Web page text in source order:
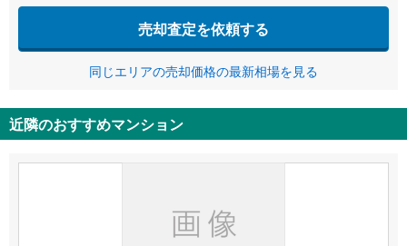
売却査定を依頼する
同じエリアの売却価格の最新相場を見る
近隣のおすすめマンション